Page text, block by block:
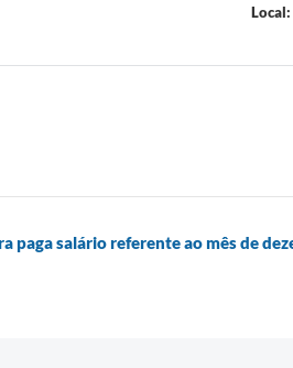
Local:
paga salário referente ao mês de